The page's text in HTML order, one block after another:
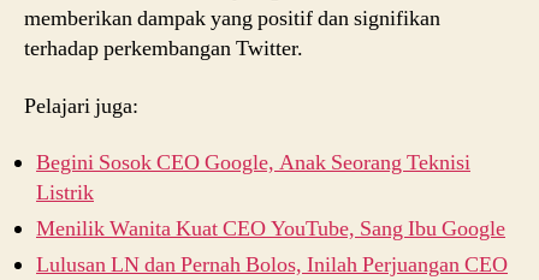
memberikan dampak yang positif dan signifikan
terhadap perkembangan Twitter.
Pelajari juga:
Begini Sosok CEO Google, Anak Seorang Teknisi
Listrik
Menilik Wanita Kuat CEO YouTube, Sang Ibu Google
Lulusan LN dan Pernah Bolos, Inilah Perjuangan CEO